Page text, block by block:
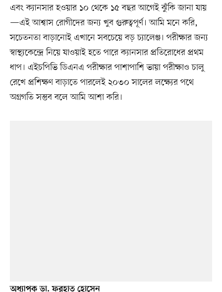
এবং ক্যানসার হওয়ার ১০ থেকে ১৫ বছর আগেই ঝুঁকি জানা যায়
—এই আশ্বাস রোগীদের জন্য খুব গুরুত্বপূর্ণ। আমি মনে করি,
সচেতনতা বাড়ানোই এখানে সবচেয়ে বড় চ্যালেঞ্জ। পরীক্ষার জন্য
স্বাস্থ্যকেন্দ্রে নিয়ে যাওয়াই হতে পারে ক্যানসার প্রতিরোধের প্রথম
ধাপ। এইচপিভি ডিএনএ পরীক্ষার পাশাপাশি ভায়া পরীক্ষাও চালু
রেখে প্রশিক্ষণ বাড়াতে পারলেই ২০৩০ সালের লক্ষ্যের পথে
অগ্রগতি সম্ভব বলে আমি আশা করি।
অধ্যাপক ডা. ফরহাত হোসেন